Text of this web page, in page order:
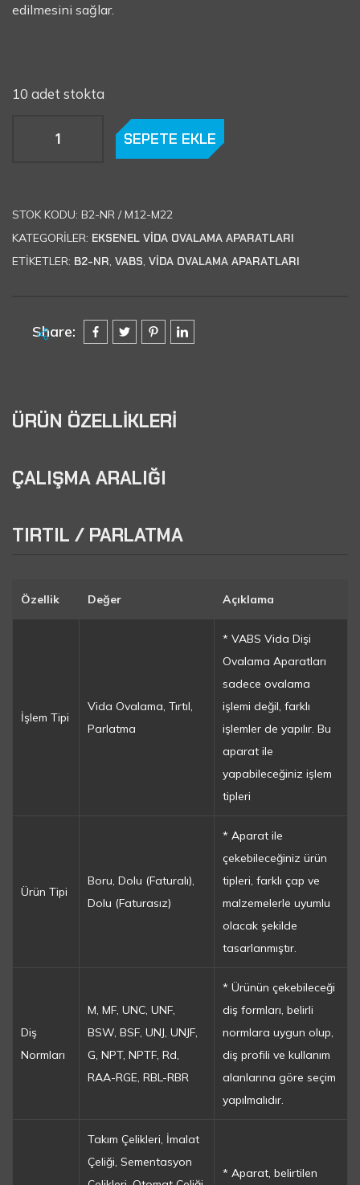
edilmesini sağlar.
10 adet stokta
SEPETE EKLE
STOK KODU: B2-NR / M12-M22
KATEGORILER: EKSENEL VİDA OVALAMA APARATLARI
ETIKETLER: B2-NR VABS VIDA OVALAMA APARATLARI
Share:
ÜRÜN ÖZELLİKLERİ
ÇALIŞMA ARALIĞI
TIRTIL / PARLATMA
Özellik Değer Açıklama
İşlem Tipi
Vida Ovalama, Tırtıl,
Parlatma
* VABS Vida Dişi
Ovalama Aparatları
sadece ovalama
işlemi değil, farklı
işlemler de yapılır. Bu
aparat ile
yapabileceğiniz işlem
tipleri
Ürün Tipi
Boru, Dolu (Faturalı),
Dolu (Faturasız)
* Aparat ile
çekebileceğiniz ürün
tipleri, farklı çap ve
malzemelerle uyumlu
olacak şekilde
tasarlanmıştır.
Diş
Normları
M, MF, UNC, UNF,
BSW, BSF, UNJ, UNJF,
G, NPT, NPTF, Rd,
RAA-RGE, RBL-RBR
* Ürünün çekebileceği
diş formları, belirli
normlara uygun olup,
diş profili ve kullanım
alanlarına göre seçim
yapılmalıdır.
Takım Çelikleri, İmalat
Çeliği, Sementasyon
* Aparat, belirtilen